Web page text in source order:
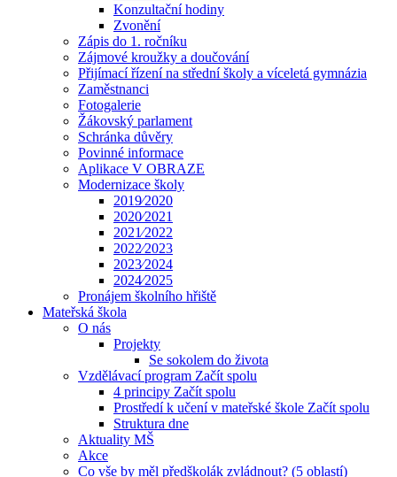
Konzultační hodiny
Zvonění
Zápis do 1. ročníku
Zájmové kroužky a doučování
Přijímací řízení na střední školy a víceletá gymnázia
Zaměstnanci
Fotogalerie
Žákovský parlament
Schránka důvěry
Povinné informace
Aplikace V OBRAZE
Modernizace školy
2019⁄2020
2020⁄2021
2021⁄2022
2022⁄2023
2023⁄2024
2024⁄2025
Pronájem školního hřiště
Mateřská škola
O nás
Projekty
Se sokolem do života
Vzdělávací program Začít spolu
4 principy Začít spolu
Prostředí k učení v mateřské škole Začít spolu
Struktura dne
Aktuality MŠ
Akce
Co vše by měl předškolák zvládnout? (5 oblastí)